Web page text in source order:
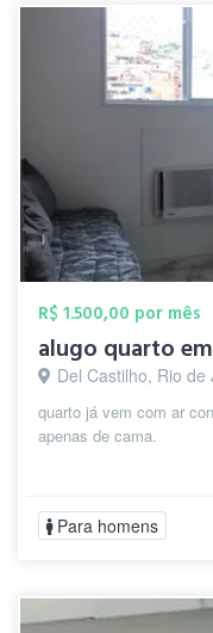
R$ 1.500,00 por mês
alugo quarto
Del Castilho, Rio de
quarto já vem com ar
apenas de cama.
Para homens